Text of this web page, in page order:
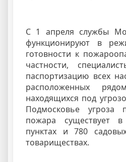
С 1 апреля службы
функционируют в
готовности к
частности,
паспортизацию всех
расположенных
находящихся под
Подмосковье угроза
пожара существует
пунктах и 780
товариществах.